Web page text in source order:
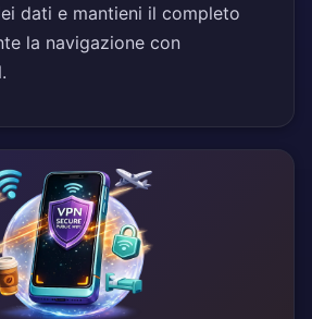
dati e mantieni il completo
la navigazione con